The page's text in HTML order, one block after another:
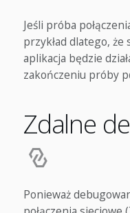
Jeśli próba
przykład dlatego, że
aplikacja będzie
zakończeniu próby
Zdalne
Ponieważ